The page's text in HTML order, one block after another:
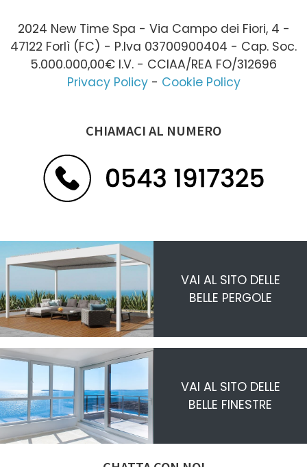
2024 New Time Spa - Via Campo dei Fiori, 4 -
47122 Forlì (FC) - P.Iva 03700900404 - Cap. Soc.
5.000.000,00€ I.V. - CCIAA/REA FO/312696
Privacy Policy- Cookie Policy
CHIAMACI AL NUMERO
VAI AL SITO DELLE
BELLE PERGOLE
VAI AL SITO DELLE
BELLE FINESTRE